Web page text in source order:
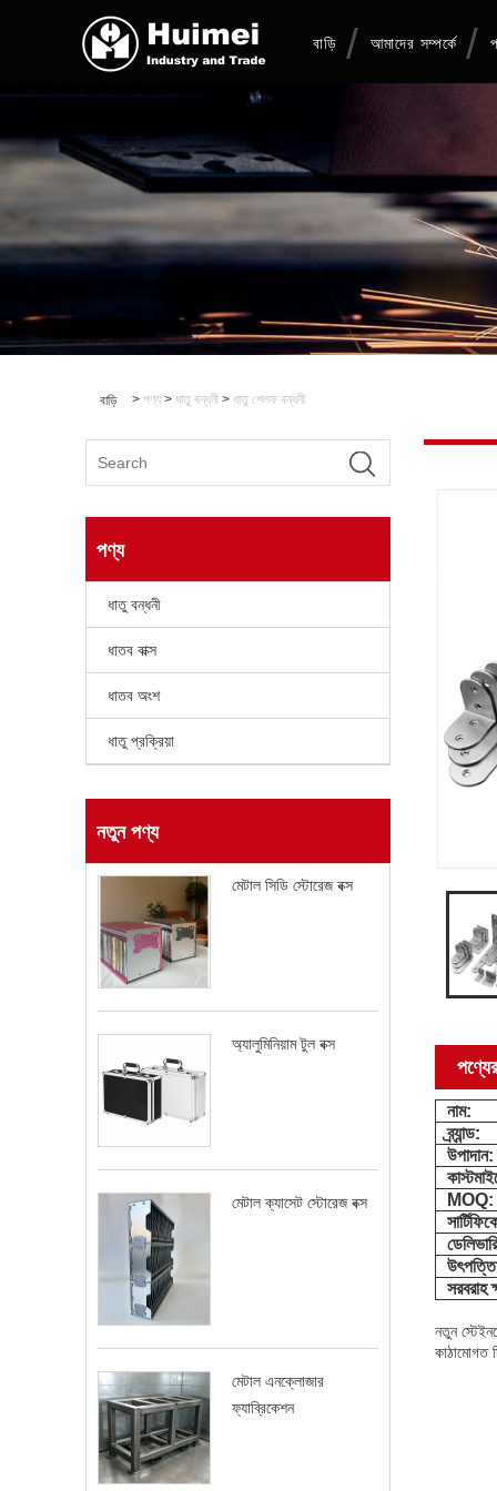
বাড়ি আমাদের সম্পর্কে
বাড়ি > পণ্য > ধাতু বন্ধনী > ধাতু শেলফ বন্ধনী
পণ্য
ধাতু বন্ধনী
ধাতব বাক্স
ধাতব অংশ
ধাতু প্রক্রিয়া
নতুন পণ্য
মেটাল সিডি স্টোরেজ বক্স
অ্যালুমিনিয়াম টুল বক্স
মেটাল ক্যাসেট স্টোরেজ বক্স
মেটাল এনক্লোজার
ফ্যাব্রিকেশন
নাম:
ব্র্যান্ড:
উপাদান:
MOQ:
সরবরাহ
নতুন
কাঠামোগত